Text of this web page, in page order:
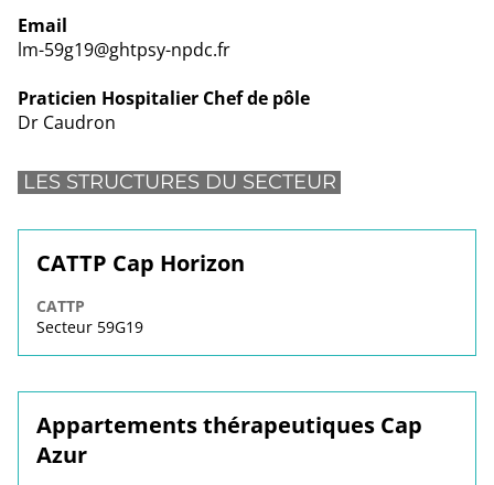
Email
lm-59g19@ghtpsy-npdc.fr
Praticien Hospitalier Chef de pôle
Dr Caudron
LES STRUCTURES DU SECTEUR
CATTP Cap Horizon
CATTP
Secteur 59G19
Appartements thérapeutiques Cap
Azur